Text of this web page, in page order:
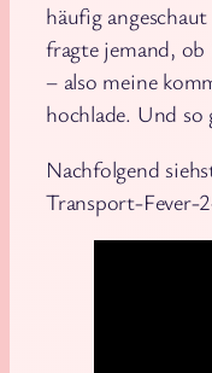
häufig
fragte jemand, ob
– also meine
hochlade. Und so
Nachfolgend
Transport-Fever-